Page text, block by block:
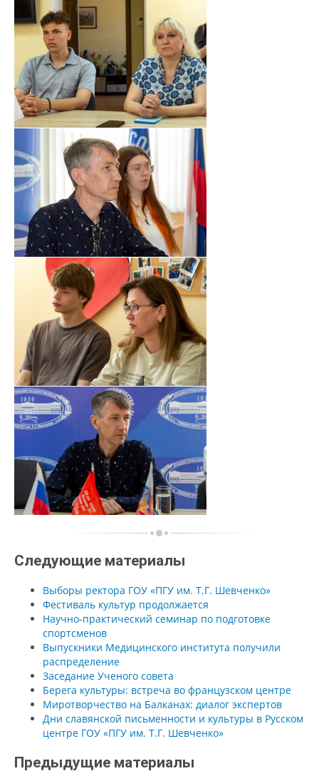
Следующие материалы
Выборы ректора ГОУ «ПГУ им. Т.Г. Шевченко»
Фестиваль культур продолжается
Научно-практический семинар по подготовке
спортсменов
Выпускники Медицинского института получили
распределение
Заседание Ученого совета
Берега культуры: встреча во французском центре
Миротворчество на Балканах: диалог экспертов
Дни славянской письменности и культуры в Русском
центре ГОУ «ПГУ им. Т.Г. Шевченко»
Предыдущие материалы